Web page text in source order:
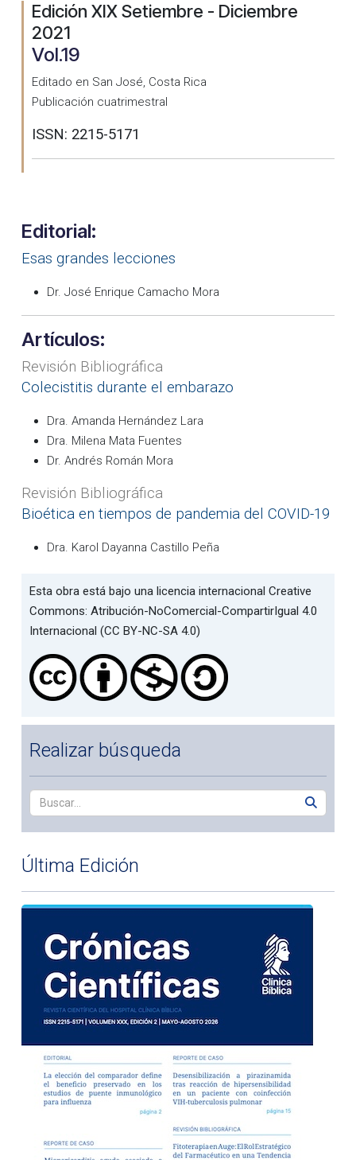
Edición XIX Setiembre - Diciembre
2021
Vol.19
Editado en San José, Costa Rica
Publicación cuatrimestral
ISSN: 2215-5171
Editorial:
Esas grandes lecciones
Dr. José Enrique Camacho Mora
Artículos:
Revisión Bibliográfica
Colecistitis durante el embarazo
Dra. Amanda Hernández Lara
Dra. Milena Mata Fuentes
Dr. Andrés Román Mora
Revisión Bibliográfica
Bioética en tiempos de pandemia del COVID-19
Dra. Karol Dayanna Castillo Peña
Esta obra está bajo una licencia internacional Creative
Commons: Atribución-NoComercial-CompartirIgual 4.0
Internacional (CC BY-NC-SA 4.0)
Realizar búsqueda
Última Edición